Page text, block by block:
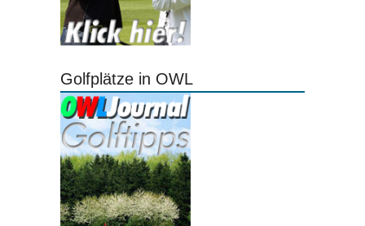
Golfplätze in OWL